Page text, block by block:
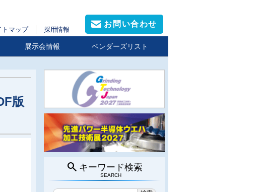
トマップ 採用情報
お問い合わせ
展示会情報 ベンダーズリスト
版
search キーワード検索
SEARCH